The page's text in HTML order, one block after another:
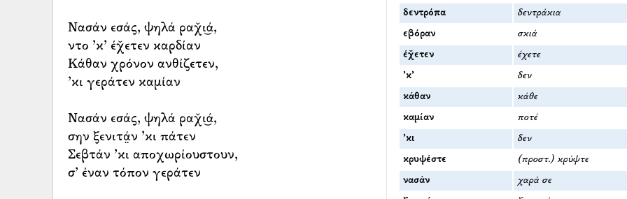
Νασάν εσάς, ψηλά ραχ̌ι͜ά,
ντο ’κ’ έχ̌ετεν καρδίαν
Κάθαν χρόνον ανθίζετεν,
’κι γεράτεν καμίαν
Νασάν εσάς, ψηλά ραχ̌ι͜ά,
σην ξενιτά̤ν ’κι πάτεν
Σεβτάν ’κι αποχωρίουστουν,
σ’ έναν τόπον γεράτεν
δεντρόπα δεντράκια
εβόραν σκιά
έχ̌ετεν έχετε
’κ’ δεν
κάθαν κάθε
καμίαν ποτέ
’κι δεν
κρυψέστε (προστ.) κρύψτε
νασάν χαρά σε